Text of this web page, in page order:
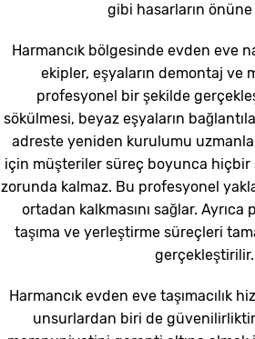
gibi hasarların
Harmancık bölgesinde evden eve
ekipler, eşyaların demontaj ve
profesyonel bir şekilde
sökülmesi, beyaz eşyaların
adreste yeniden kurulumu uzmanlar
için müşteriler süreç boyunca hiçbir
zorunda kalmaz. Bu profesyonel
ortadan kalkmasını sağlar.
taşıma ve yerleştirme süreçleri
gerçekleştirilir.
Harmancık evden eve taşımacılık
unsurlardan biri de